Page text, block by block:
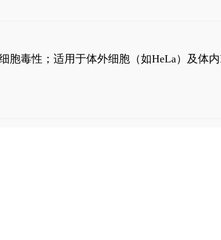
别为69 nM和309 nM。
胞毒性；适用于体外细胞（如HeLa）及体内